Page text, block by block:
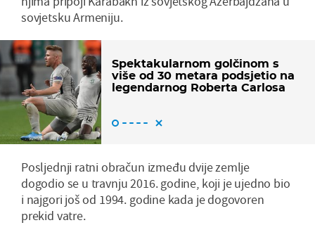
sovjetsku Armeniju.
Spektakularnom golčinom s
više od 30 metara podsjetio na
legendarnog Roberta Carlosa
Posljednji ratni obračun između dvije zemlje
dogodio se u travnju 2016. godine, koji je ujedno bio
i najgori još od 1994. godine kada je dogovoren
prekid vatre.